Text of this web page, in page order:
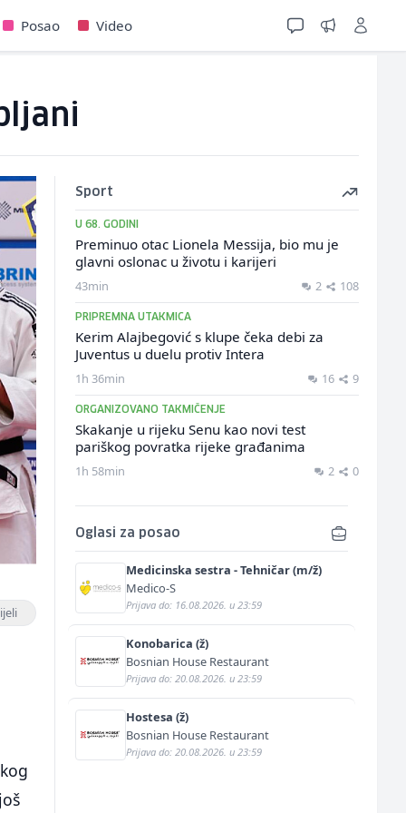
Posao Video
Sport
U 68. GODINI
Preminuo otac Lionela Messija, bio mu je
glavni oslonac u životu i karijeri
43min 2 108
PRIPREMNA UTAKMICA
Kerim Alajbegović s klupe čeka debi za
Juventus u duelu protiv Intera
1h 36min 16 9
ORGANIZOVANO TAKMIČENJE
Skakanje u rijeku Senu kao novi test
pariškog povratka rijeke građanima
1h 58min 2 0
Oglasi za posao
Medicinska sestra - Tehničar (m/ž)
Medico-S
Prijava do: 16.08.2026. u 23:59
Konobarica (ž)
Bosnian House Restaurant
Prijava do: 20.08.2026. u 23:59
Hostesa (ž)
Bosnian House Restaurant
Prijava do: 20.08.2026. u 23:59